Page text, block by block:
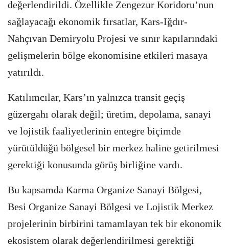
değerlendirildi. Özellikle Zengezur Koridoru’nun
sağlayacağı ekonomik fırsatlar, Kars-Iğdır-
Nahçıvan Demiryolu Projesi ve sınır kapılarındaki
gelişmelerin bölge ekonomisine etkileri masaya
yatırıldı.
Katılımcılar, Kars’ın yalnızca transit geçiş
güzergahı olarak değil; üretim, depolama, sanayi
ve lojistik faaliyetlerinin entegre biçimde
yürütüldüğü bölgesel bir merkez haline getirilmesi
gerektiği konusunda görüş birliğine vardı.
Bu kapsamda Karma Organize Sanayi Bölgesi,
Besi Organize Sanayi Bölgesi ve Lojistik Merkez
projelerinin birbirini tamamlayan tek bir ekonomik
ekosistem olarak değerlendirilmesi gerektiği